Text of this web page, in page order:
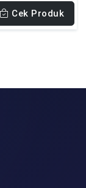
Cek Produk